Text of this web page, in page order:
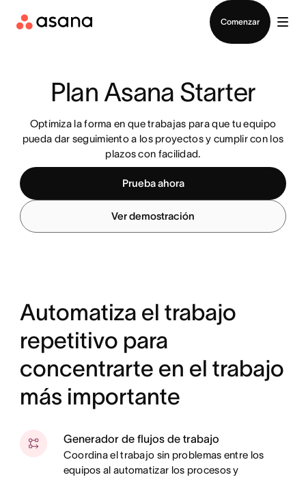
Comenzar
Plan Asana Starter
Optimiza la forma en que trabajas para que tu equipo
pueda dar seguimiento a los proyectos y cumplir con los
plazos con facilidad.
Prueba ahora
Ver demostración
Automatiza el trabajo
repetitivo para
concentrarte en el trabajo
más importante
Generador de flujos de trabajo
Coordina el trabajo sin problemas entre los
equipos al automatizar los procesos y